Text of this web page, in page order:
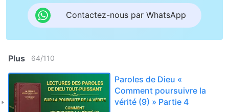
Contactez-nous par WhatsApp
Plus 64/110
Paroles de Dieu «
Comment poursuivre la
vérité (9) » Partie 4